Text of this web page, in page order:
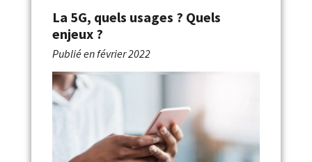
La 5G, quels usages ? Quels
enjeux ?
Publié enfévrier 2022